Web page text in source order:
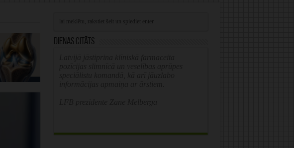
Dienas citāts